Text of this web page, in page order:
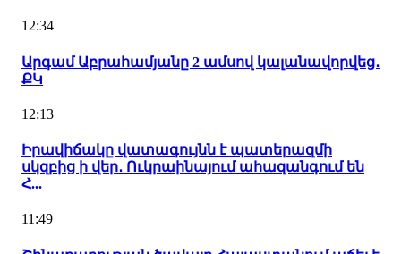
12:34
Արգամ Աբրահամյանը 2 ամսով կալանավորվեց․
ՔԿ
12:13
Իրավիճակը վատագույնն է պատերազմի
սկզբից ի վեր․ Ուկրաինայում ահազանգում են
Հ...
11:49